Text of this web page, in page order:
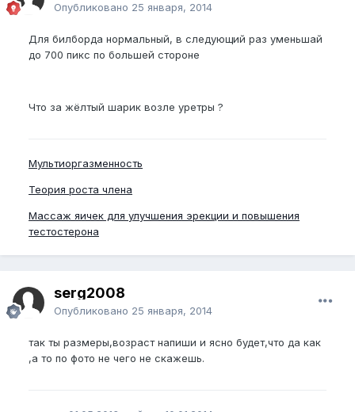
Опубликовано 25 января, 2014
Для билборда нормальный, в следующий раз уменьшай
до 700 пикс по большей стороне
Что за жёлтый шарик возле уретры ?
Мультиоргазменность
Теория роста члена
Массаж яичек для улучшения эрекции и повышения
тестостерона
serg2008
Опубликовано 25 января, 2014
так ты размеры,возраст напиши и ясно будет,что да как
,а то по фото не чего не скажешь.